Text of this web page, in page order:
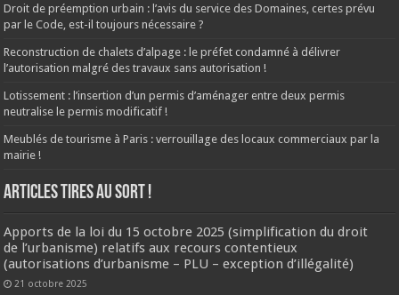
Droit de préemption urbain : l’avis du service des Domaines, certes prévu
par le Code, est-il toujours nécessaire ?
Reconstruction de chalets d’alpage : le préfet condamné à délivrer
l’autorisation malgré des travaux sans autorisation !
Lotissement : l’insertion d’un permis d’aménager entre deux permis
neutralise le permis modificatif !
Meublés de tourisme à Paris : verrouillage des locaux commerciaux par la
mairie !
ARTICLES TIRES AU SORT !
Apports de la loi du 15 octobre 2025 (simplification du droit
de l’urbanisme) relatifs aux recours contentieux
(autorisations d’urbanisme – PLU – exception d’illégalité)
21 octobre 2025